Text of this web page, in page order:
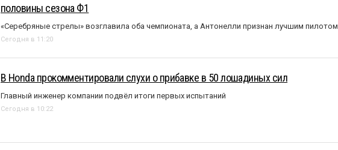
половины сезона Ф1
«Серебряные стрелы» возглавила оба чемпионата, а Антонелли признан лучшим пилотом
Сегодня в 11:20
В Honda прокомментировали слухи о прибавке в 50 лошадиных сил
Главный инженер компании подвёл итоги первых испытаний
Сегодня в 10:22